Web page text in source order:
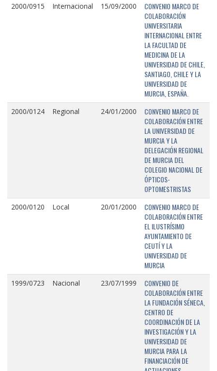
2000/0915 Internacional 15/09/2000
CONVENIO MARCO DE
COLABORACIÓN
UNIVERSITARIA
INTERNACIONAL ENTRE
LA FACULTAD DE
MEDICINA DE LA
UNIVERSIDAD DE CHILE,
SANTIAGO, CHILE Y LA
UNIVERSIDAD DE
MURCIA, ESPAÑA.
2000/0124 Regional 24/01/2000
CONVENIO MARCO DE
COLABORACIÓN ENTRE
LA UNIVERSIDAD DE
MURCIA Y LA
DELEGACIÓN REGIONAL
DE MURCIA DEL
COLEGIO NACIONAL DE
ÓPTICOS-
OPTOMESTRISTAS
2000/0120 Local 20/01/2000
CONVENIO MARCO DE
COLABORACIÓN ENTRE
EL ILUSTRÍSIMO
AYUNTAMIENTO DE
CEUTÍ Y LA
UNIVERSIDAD DE
MURCIA
1999/0723 Nacional 23/07/1999
CONVENIO DE
COLABORACIÓN ENTRE
LA FUNDACIÓN SÉNECA,
CENTRO DE
COORDINACIÓN DE LA
INVESTIGACIÓN Y LA
UNIVERSIDAD DE
MURCIA PARA LA
FINANCIACIÓN DE